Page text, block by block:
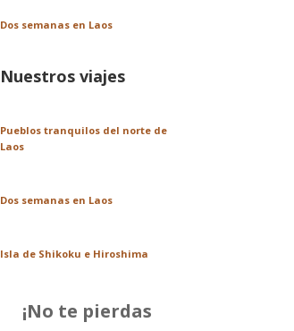
Dos semanas en Laos
Nuestros viajes
Pueblos tranquilos del norte de
Laos
Dos semanas en Laos
Isla de Shikoku e Hiroshima
¡No te pierdas